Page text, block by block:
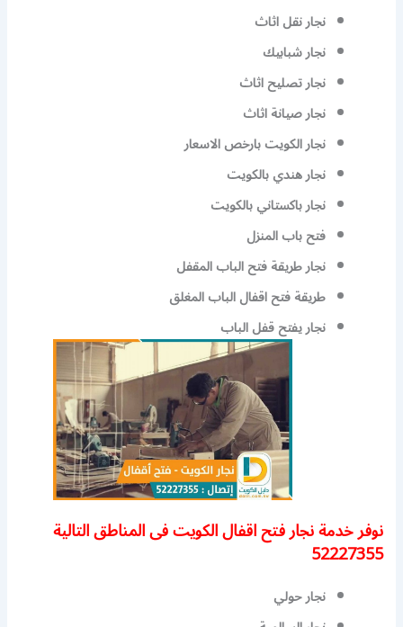
نجار نقل اثاث
نجار شبابيك
نجار تصليح اثاث
نجار صيانة اثاث
نجار الكويت بارخص الاسعار
نجار هندي بالكويت
نجار باكستاني بالكويت
فتح باب المنزل
نجار طريقة فتح الباب المقفل
طريقة فتح اقفال الباب المغلق
نجار يفتح قفل الباب
نوفر خدمة نجار فتح اقفال الكويت فى المناطق التالية
52227355
نجار حولي